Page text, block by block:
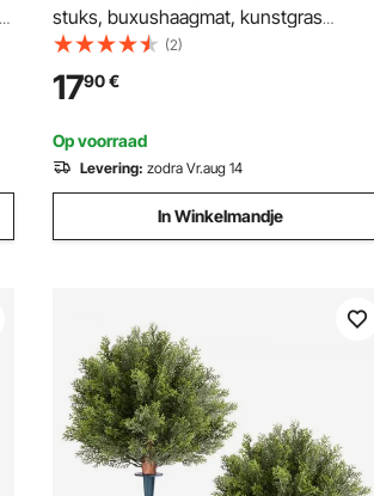
stuks, buxushaagmat, kunstgras
achterwand, privacyhaag, UV-
bestendig, voor binnen- en
buitenschuttingen, achtertuin
(2)
1790€
Op voorraad
Levering: zodra Vr.aug 14
In Winkelmandje